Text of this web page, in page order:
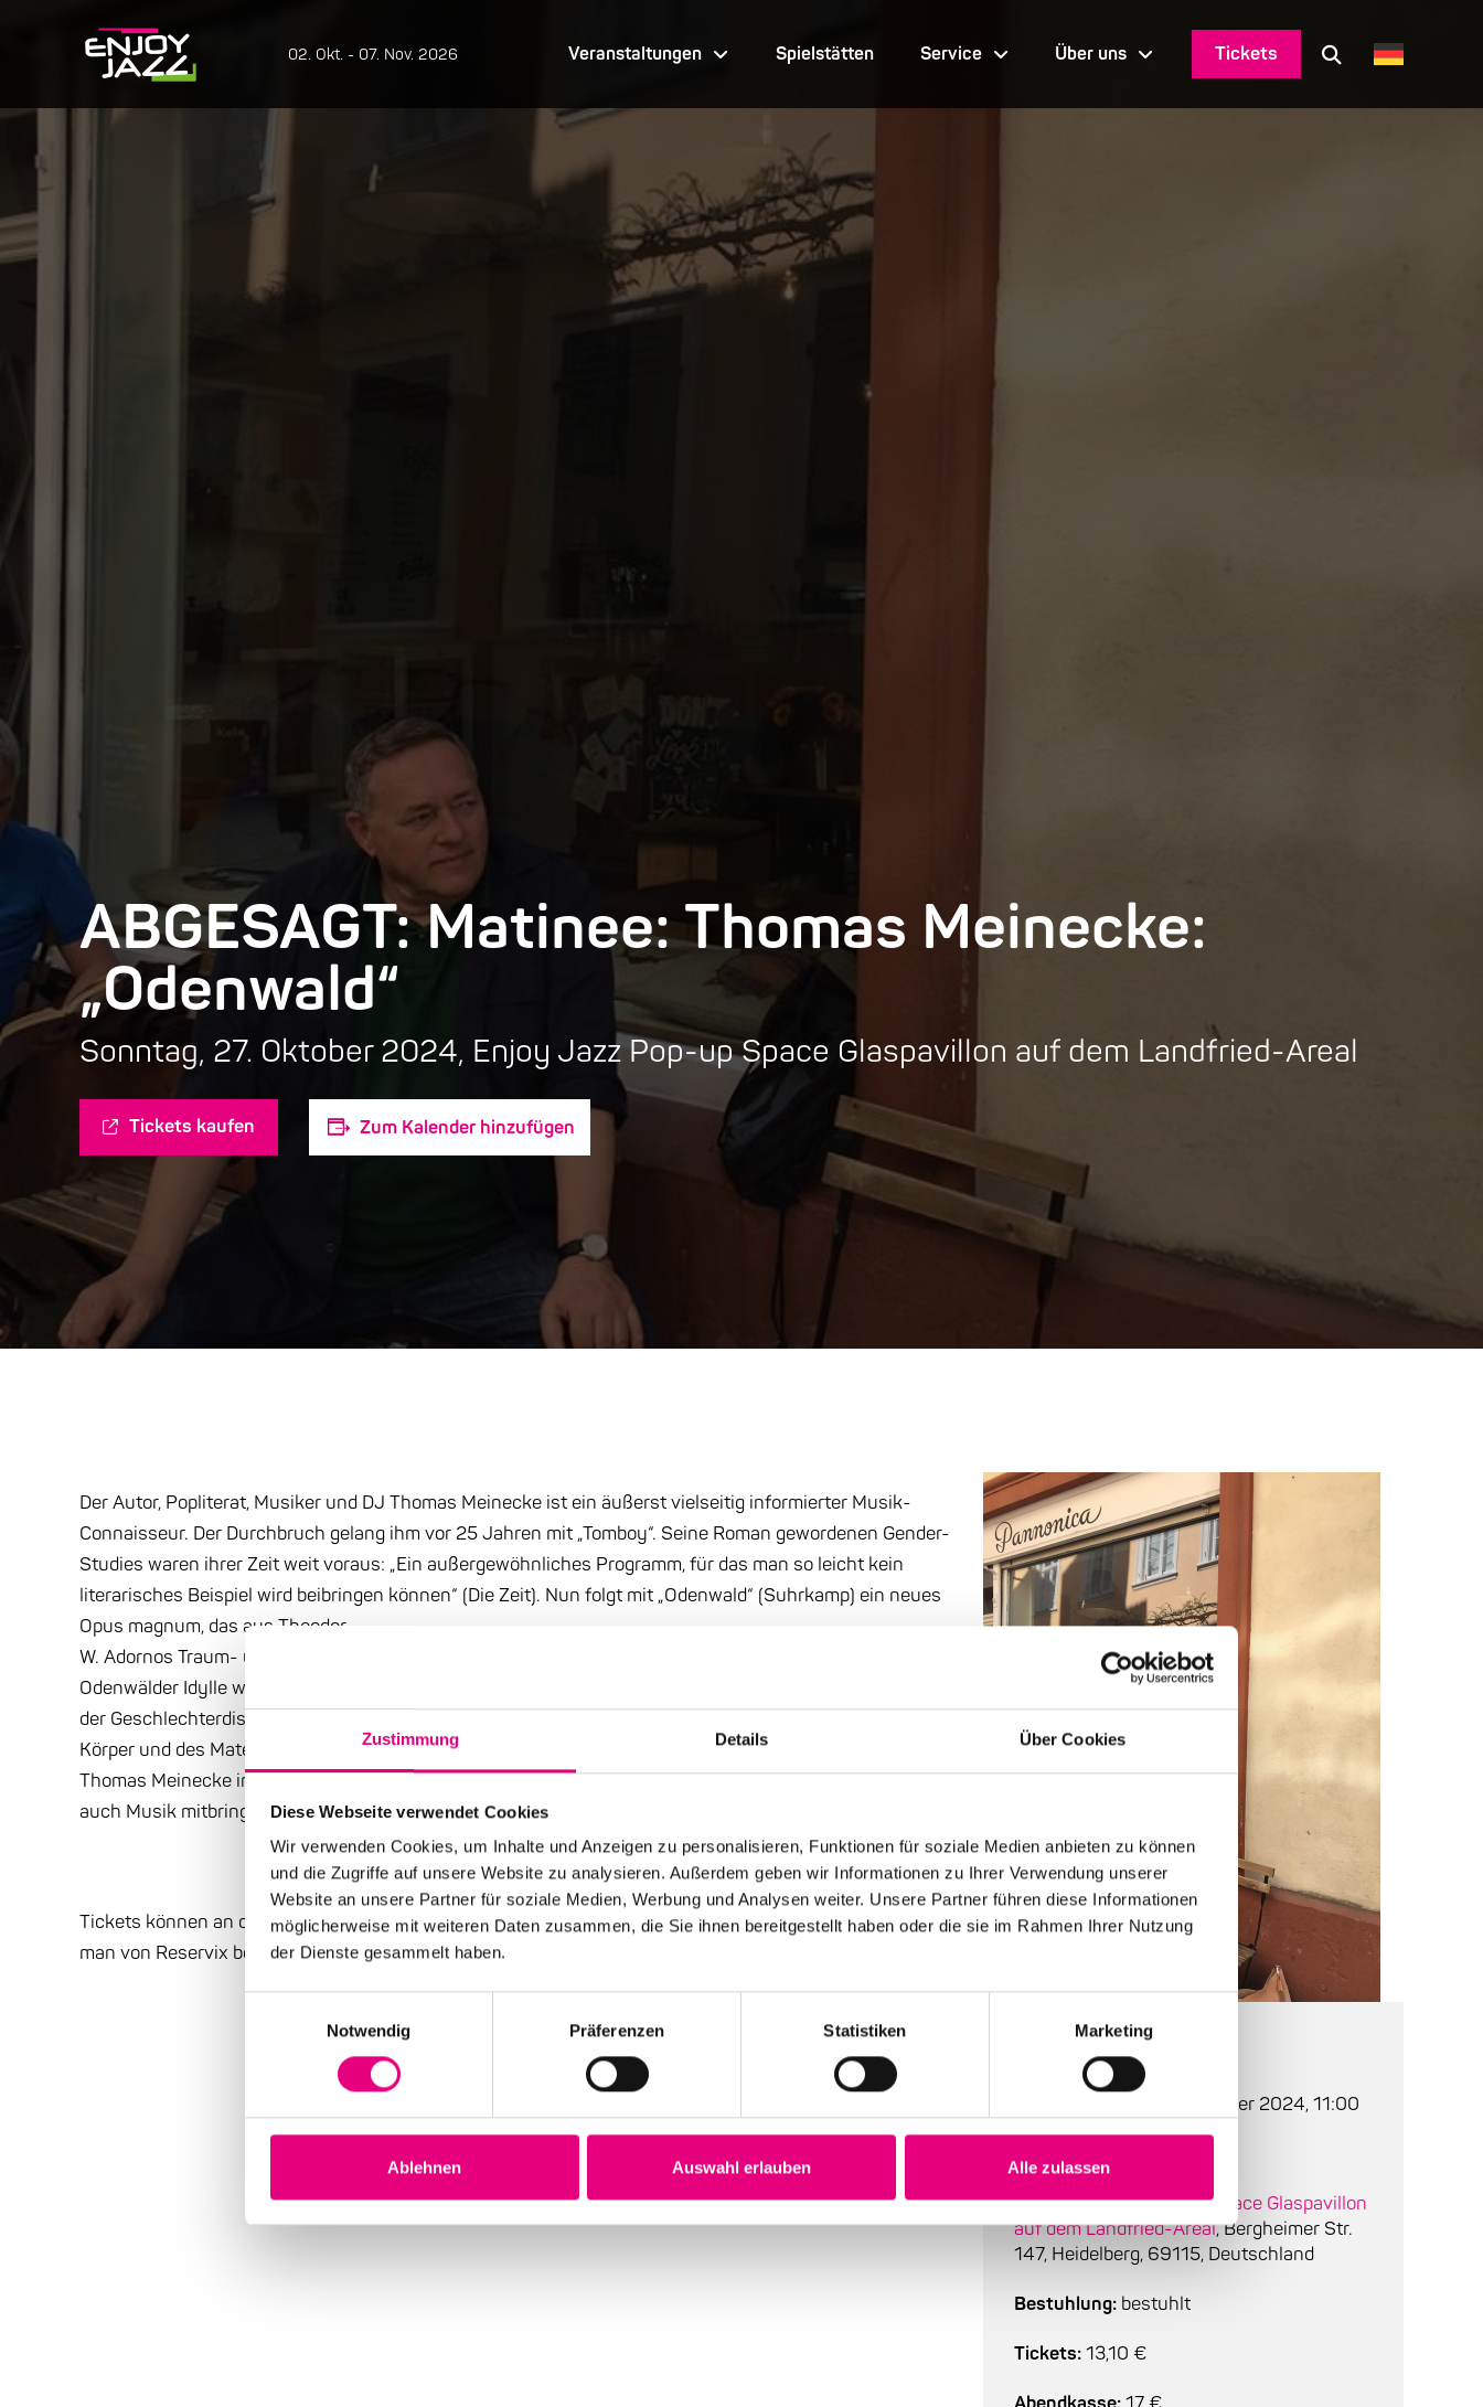
Zustimmung Details Über Cookies
Diese Webseite verwendet Cookies
Wir verwenden Cookies, um Inhalte und Anzeigen zu personalisieren, Funktionen für soziale Medien anbieten zu können
und die Zugriffe auf unsere Website zu analysieren. Außerdem geben wir Informationen zu Ihrer Verwendung unserer
Website an unsere Partner für soziale Medien, Werbung und Analysen weiter. Unsere Partner führen diese Informationen
möglicherweise mit weiteren Daten zusammen, die Sie ihnen bereitgestellt haben oder die sie im Rahmen Ihrer Nutzung
der Dienste gesammelt haben.
Notwendig
Präferenzen Statistiken Marketing
Ablehnen Auswahl erlauben Alle zulassen
02. Okt. - 07. Nov. 2026 Veranstaltungen Spielstätten Service Über uns Tickets
ABGESAGT: Matinee: Thomas Meinecke:
„Odenwald“
Sonntag, 27. Oktober 2024, Enjoy Jazz Pop-up Space Glaspavillon auf dem Landfried-Areal
Tickets kaufen Zum Kalender hinzufügen
Der Autor, Popliterat, Musiker und DJ Thomas Meinecke ist ein äußerst vielseitig informierter Musik-
Connaisseur. Der Durchbruch gelang ihm vor 25 Jahren mit „Tomboy“. Seine Roman gewordenen Gender-
Studies waren ihrer Zeit weit voraus: „Ein außergewöhnliches Programm, für das man so leicht kein
literarisches Beispiel wird beibringen können“ (Die Zeit). Nun folgt mit „Odenwald“ (Suhrkamp) ein neues
Opus magnum, das aus Theodor
W. Adornos Traum- und Sehnsuchtsort Amorbach eine spannende Versuchsanordnung macht. In der
Odenwälder Idylle werden neue und bekannte Generalthemen des Autors klug und stilsicher verhandelt:
der Geschlechterdiskurs, Adorno, der Wilde Westen (sic!), die Psychoanalyse sowie die Rückkehr der
Körper und des Materiellen. Und über allem liegt, na was wohl: Musik. Zwei Wochen nach Erscheinen liest
Thomas Meinecke in unserem Pop-up-Space aus seinem neuen Werk. Und ziemlich sicher wird er dazu
auch Musik mitbringen.
Tickets können an der Vorverkaufsstelle zurückgegeben werden. Wenn sie online bestellt wurden, wird
man von Reservix benachrichtigt.
Auf einen Blick
Sonntag, 27. Oktober 2024, 11:00
Ort:Enjoy Jazz Pop-up Space Glaspavillon
auf dem Landfried-Areal, Bergheimer Str.
147, Heidelberg, 69115, Deutschland
Bestuhlung:bestuhlt
Tickets:13,10 €